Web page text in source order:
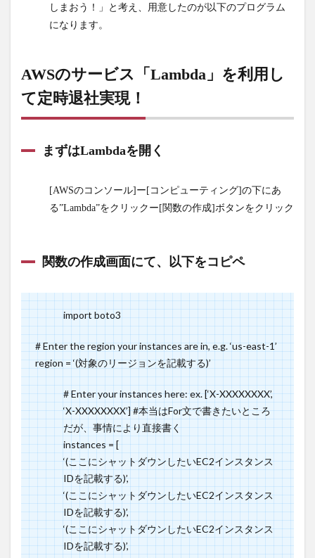
Lambda
を開く
の作
成画
面に
て、
をコ
3.3
Cloud
プロ
ムを
決ま
った
に実
行す
るよ
設定
3.4
これ
を利
た僕
の現
在
しまおう！」と考え、用意したのが以下のプログラム
になります。
AWSのサービス「Lambda」を利用し
て定時退社実現！
まずはLambdaを開く
[AWSのコンソール]ー[コンピューティング]の下にあ
る”Lambda”をクリックー[関数の作成]ボタンをクリック
関数の作成画面にて、以下をコピペ
import boto3
# Enter the region your instances are in, e.g. ‘us-east-1’
region = ‘(対象のリージョンを記載する)’
# Enter your instances here: ex. [‘X-XXXXXXXX’,
‘X-XXXXXXXX’] #本当はFor文で書きたいところ
だが、事情により直接書く
instances = [
‘(ここにシャットダウンしたいEC2インスタンス
IDを記載する)’,
‘(ここにシャットダウンしたいEC2インスタンス
IDを記載する)’,
‘(ここにシャットダウンしたいEC2インスタンス
IDを記載する)’,